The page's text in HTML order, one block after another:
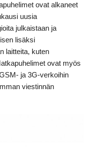
ovat alkaneet
uusia
julkaistaan ja
lisäksi
laitteita, kuten
ovat myös
ja 3G-verkoihin
viestinnän